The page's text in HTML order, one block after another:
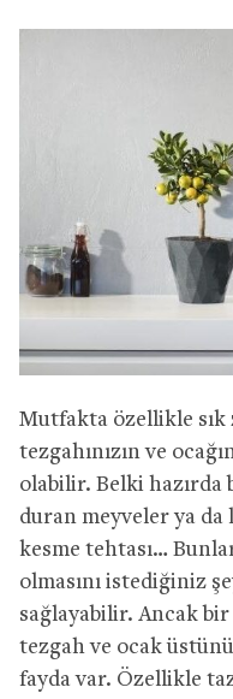
Mutfakta özellikle
tezgahınızın ve
olabilir. Belki hazırda
duran meyveler ya
kesme tehtası…
olmasını istediğiniz
sağlayabilir. Ancak bir
tezgah ve ocak
fayda var. Özellikle